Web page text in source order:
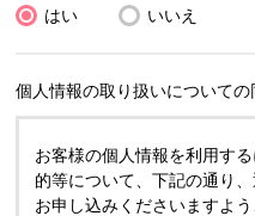
はい
いいえ
個人情報の取り扱いについての
お客様の個人情報を利用す
的等について、下記の通り
お申し込みくださいますよ